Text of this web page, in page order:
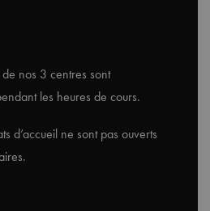
de nos 3 centres sont
les heures de cours.
d’accueil ne sont pas ouverts